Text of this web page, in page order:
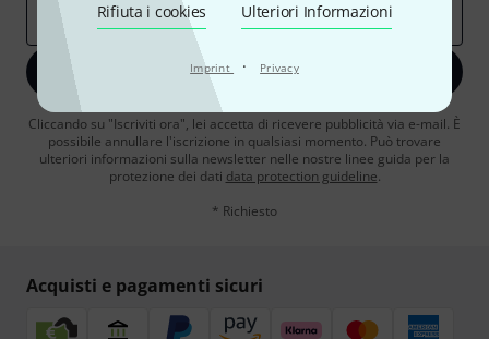
Rifiuta i cookies Ulteriori Informazioni
Imprint · Privacy
Indirizzo e-mail*
Iscriviti ora
Cliccando su "Iscriviti ora", lei accetta di ricevere pubblicità via e-mail. È
possibile annullare l'iscrizione in qualsiasi momento. Può trovare
ulteriori informazioni sulla newsletter nelle nostre linee guida per la
protezione dei dati data protection guideline.
* Richiesto
Acquisti e pagamenti sicuri